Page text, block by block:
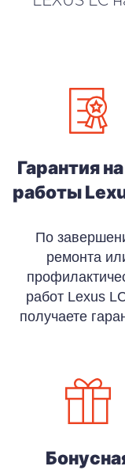
Гарантия
работы
По
ремонта
работ Lexus
получаете